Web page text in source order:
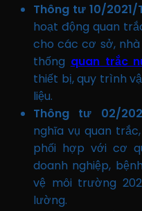
Thông tư 10/2021/
hoạt động quan
cho các cơ sở,
thống quan trắc
thiết bị, quy trình
liệu.
Thông tư 02/
nghĩa vụ quan
phối hợp với cơ
doanh nghiệp,
vệ môi trường
lường.